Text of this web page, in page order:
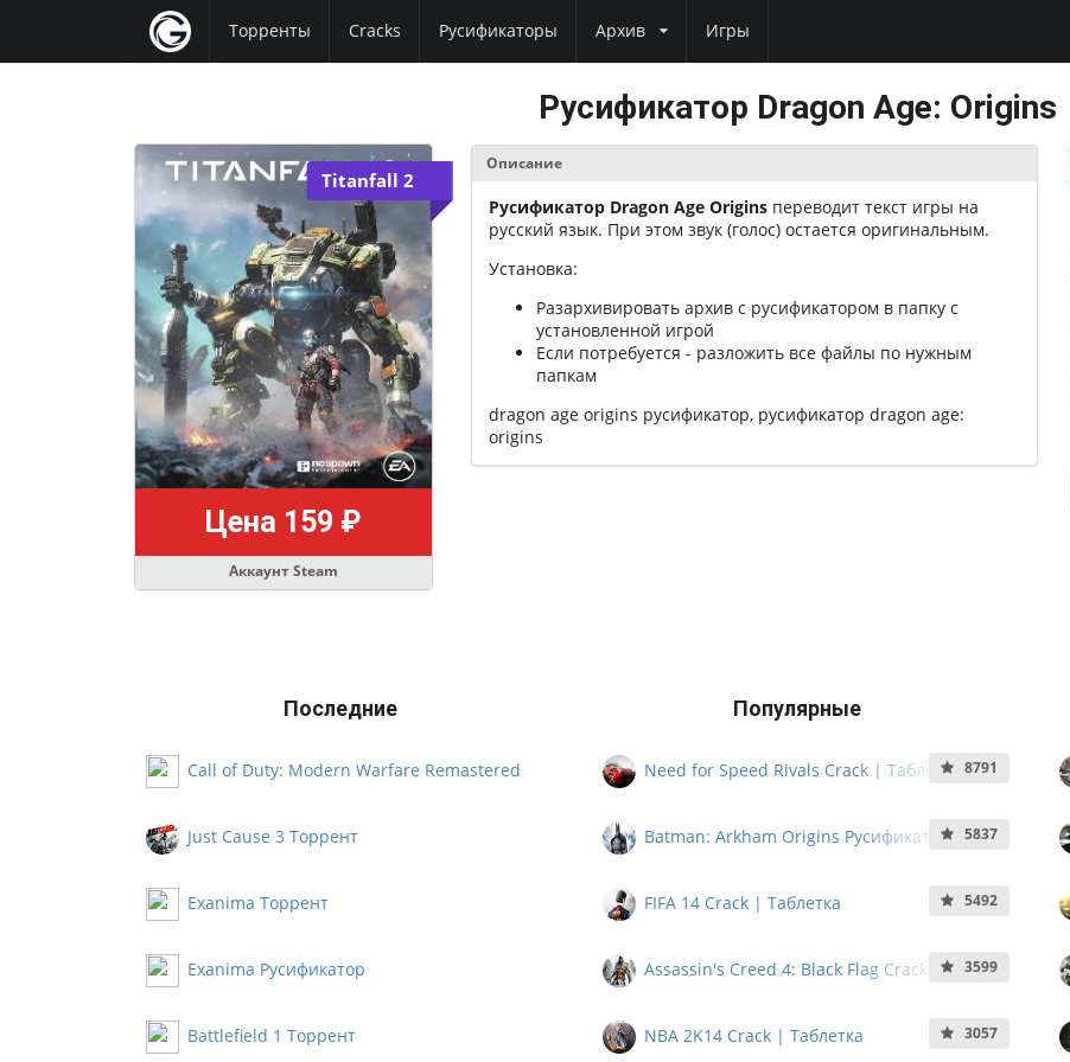
Торренты Cracks Русификаторы Архив Игры
Русификатор Dragon Age: Origins
Titanfall 2
Аккаунт Steam
Цена 159 ₽
Описание
Русификатор Dragon Age Origins переводит текст игры на
русский язык. При этом звук (голос) остается оригинальным.
Установка:
Разархивировать архив с русификатором в папку с
установленной игрой
Если потребуется - разложить все файлы по нужным
папкам
dragon age origins русификатор, русификатор dragon age:
origins
Последние
Call of Duty: Modern Warfare Remastered
Just Cause 3 Торрент
Exanima Торрент
Exanima Русификатор
Battlefield 1 Торрент
Популярные
Need for Speed Rivals Crack | Таблетка 8791
Batman: Arkham Origins Русификатор 5837
FIFA 14 Crack | Таблетка 5492
Assassin's Creed 4: Black Flag Crack |
3599
NBA 2K14 Crack | Таблетка 3057